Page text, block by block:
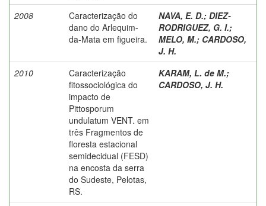
2008
Caracterização do
dano do Arlequim-
da-Mata em figueira.
NAVA, E. D.; DIEZ-
RODRIGUEZ, G. I.;
MELO, M.; CARDOSO,
J. H.
2010
Caracterização
fitossociológica do
impacto de
Pittosporum
undulatum VENT. em
três Fragmentos de
floresta estacional
semidecidual (FESD)
na encosta da serra
do Sudeste, Pelotas,
RS.
KARAM, L. de M.;
CARDOSO, J. H.